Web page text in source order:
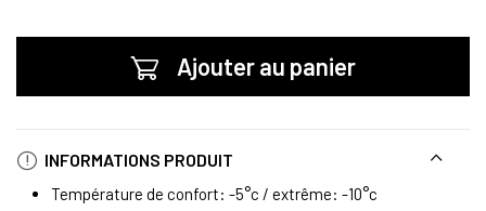
Ajouter au panier
INFORMATIONS PRODUIT
Température de confort: -5°c / extrême: -10°c